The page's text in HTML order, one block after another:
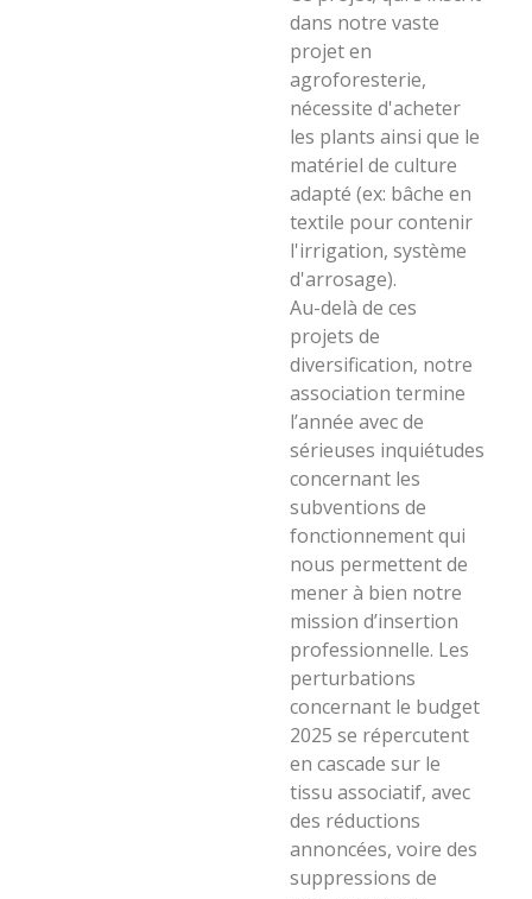
dans notre vaste
projet en
agroforesterie,
nécessite d'acheter
les plants ainsi que le
matériel de culture
adapté (ex: bâche en
textile pour contenir
l'irrigation, système
d'arrosage).
Au-delà de ces
projets de
diversification, notre
association termine
l’année avec de
sérieuses inquiétudes
concernant les
subventions de
fonctionnement qui
nous permettent de
mener à bien notre
mission d’insertion
professionnelle. Les
perturbations
concernant le budget
2025 se répercutent
en cascade sur le
tissu associatif, avec
des réductions
annoncées, voire des
suppressions de